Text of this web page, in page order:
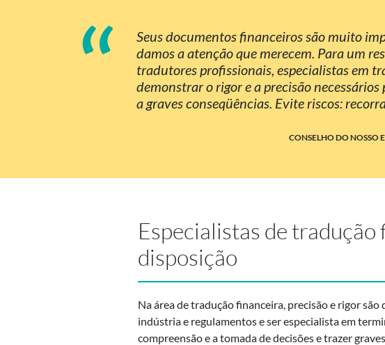
“
Seus documentos financeiros são muito
damos a atenção que merecem. Para um
tradutores profissionais, especialistas em
demonstrar o rigor e a precisão
a graves conseqüências. Evite riscos:
CONSELHO DO NOSSO
Especialistas de
disposição
Na área de tradução financeira, precisão e rigor
indústria e regulamentos e ser especialista em
compreensão e a tomada de decisões e trazer